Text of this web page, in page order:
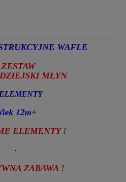
WAFLE
ZESTAW
MŁYN
12m+
ELEMENTY !
ZABAWA !